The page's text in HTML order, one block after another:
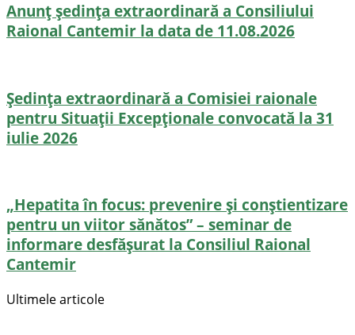
Anunț ședința extraordinară a Consiliului
Raional Cantemir la data de 11.08.2026
Ședința extraordinară a Comisiei raionale
pentru Situații Excepționale convocată la 31
iulie 2026
„Hepatita în focus: prevenire și conștientizare
pentru un viitor sănătos” – seminar de
informare desfășurat la Consiliul Raional
Cantemir
Ultimele articole